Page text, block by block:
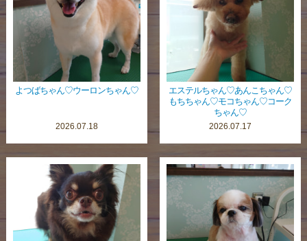
よつばちゃん♡ウーロンちゃん♡
2026.07.18
エステルちゃん♡あんこちゃん♡
もちちゃん♡モコちゃん♡コーク
ちゃん♡
2026.07.17